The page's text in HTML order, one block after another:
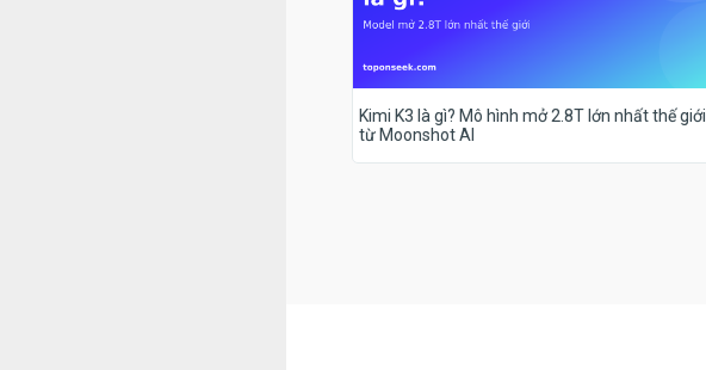
Kimi K3 là gì? Mô hình mở 2.8T lớn nhất thế giới
từ Moonshot AI